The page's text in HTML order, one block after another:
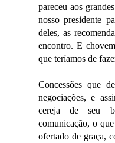
pareceu aos
nosso presidente
deles, as
encontro. E
que teríamos de
Concessões que
negociações, e
cereja de seu
comunicação, o
ofertado de graça,